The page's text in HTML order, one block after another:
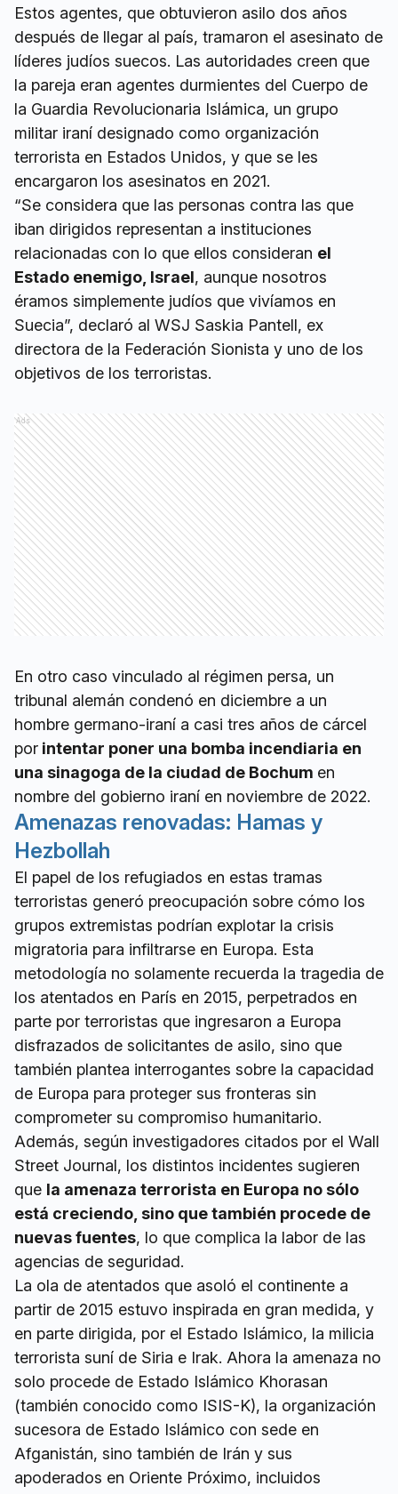
Estos agentes, que obtuvieron asilo dos años
después de llegar al país, tramaron el asesinato de
líderes judíos suecos. Las autoridades creen que
la pareja eran agentes durmientes del Cuerpo de
la Guardia Revolucionaria Islámica, un grupo
militar iraní designado como organización
terrorista en Estados Unidos, y que se les
encargaron los asesinatos en 2021.
“Se considera que las personas contra las que
iban dirigidos representan a instituciones
relacionadas con lo que ellos consideran el
Estado enemigo, Israel, aunque nosotros
éramos simplemente judíos que vivíamos en
Suecia”, declaró al WSJ Saskia Pantell, ex
directora de la Federación Sionista y uno de los
objetivos de los terroristas.
Ads
En otro caso vinculado al régimen persa, un
tribunal alemán condenó en diciembre a un
hombre germano-iraní a casi tres años de cárcel
por intentar poner una bomba incendiaria en
una sinagoga de la ciudad de Bochum en
nombre del gobierno iraní en noviembre de 2022.
Amenazas renovadas: Hamas y
Hezbollah
El papel de los refugiados en estas tramas
terroristas generó preocupación sobre cómo los
grupos extremistas podrían explotar la crisis
migratoria para infiltrarse en Europa. Esta
metodología no solamente recuerda la tragedia de
los atentados en París en 2015, perpetrados en
parte por terroristas que ingresaron a Europa
disfrazados de solicitantes de asilo, sino que
también plantea interrogantes sobre la capacidad
de Europa para proteger sus fronteras sin
comprometer su compromiso humanitario.
Además, según investigadores citados por el Wall
Street Journal, los distintos incidentes sugieren
que la amenaza terrorista en Europa no sólo
está creciendo, sino que también procede de
nuevas fuentes, lo que complica la labor de las
agencias de seguridad.
La ola de atentados que asoló el continente a
partir de 2015 estuvo inspirada en gran medida, y
en parte dirigida, por el Estado Islámico, la milicia
terrorista suní de Siria e Irak. Ahora la amenaza no
solo procede de Estado Islámico Khorasan
(también conocido como ISIS-K), la organización
sucesora de Estado Islámico con sede en
Afganistán, sino también de Irán y sus
apoderados en Oriente Próximo, incluidos